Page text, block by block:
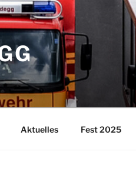
Aktuelles Fest 2025